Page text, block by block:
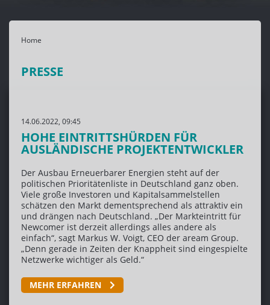
Home
PRESSE
14.06.2022, 09:45
HOHE EINTRITTSHÜRDEN FÜR
AUSLÄNDISCHE PROJEKTENTWICKLER
Der Ausbau Erneuerbarer Energien steht auf der
politischen Prioritätenliste in Deutschland ganz oben.
Viele große Investoren und Kapitalsammelstellen
schätzen den Markt dementsprechend als attraktiv ein
und drängen nach Deutschland. „Der Markteintritt für
Newcomer ist derzeit allerdings alles andere als
einfach“, sagt Markus W. Voigt, CEO der aream Group.
„Denn gerade in Zeiten der Knappheit sind eingespielte
Netzwerke wichtiger als Geld.“
MEHR ERFAHREN